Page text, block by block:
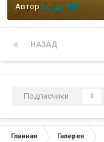
Автор Sergei007
НАЗАД
Подписчики 0
Главная Галерея